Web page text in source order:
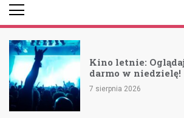
Kino letnie: Oglądaj
darmo w niedzielę!
7 sierpnia 2026